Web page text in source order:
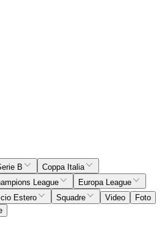
B
Coppa Italia
League
Europa League
Estero Squadre Video
Foto